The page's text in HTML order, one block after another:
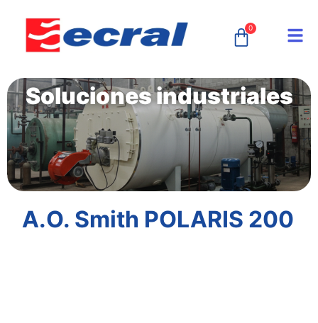
0
Soluciones industriales
A.O. Smith POLARIS 200